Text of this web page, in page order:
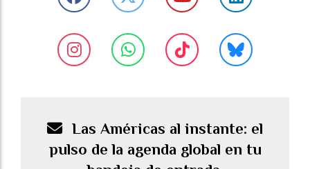
Las Américas al instante: el
pulso de la agenda global en tu